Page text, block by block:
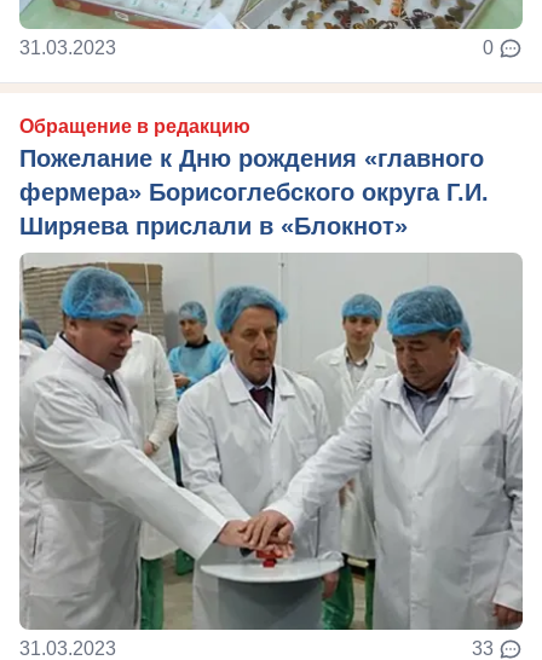
31.03.2023 0
Обращение в редакцию
Пожелание к Дню рождения «главного
фермера» Борисоглебского округа Г.И.
Ширяева прислали в «Блокнот»
31.03.2023 33